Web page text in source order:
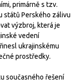
primárně s tzv.
států Perského zálivu
výzbroj, která je
vedení
ukrajinskému
prostředky.
současného řešení